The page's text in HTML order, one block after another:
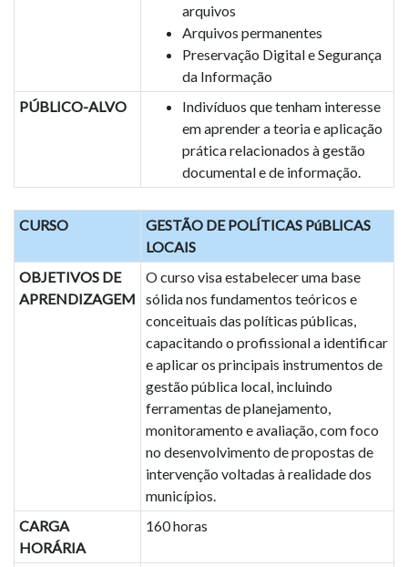
arquivos
Arquivos permanentes
Preservação Digital e Segurança
da Informação
PÚBLICO-ALVO
Indivíduos que tenham interesse
em aprender a teoria e aplicação
prática relacionados à gestão
documental e de informação.
CURSO
GESTÃO DE POLÍTICAS PúBLICAS
LOCAIS
OBJETIVOS DE
APRENDIZAGEM
O curso visa estabelecer uma base
sólida nos fundamentos teóricos e
conceituais das políticas públicas,
capacitando o profissional a identificar
e aplicar os principais instrumentos de
gestão pública local, incluindo
ferramentas de planejamento,
monitoramento e avaliação, com foco
no desenvolvimento de propostas de
intervenção voltadas à realidade dos
municípios.
CARGA
HORÁRIA
160 horas